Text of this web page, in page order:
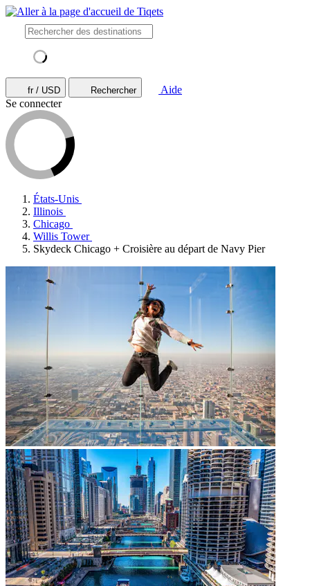
fr / USD Rechercher
Aide
Se connecter
États-Unis
Illinois
Chicago
Willis Tower
Skydeck Chicago + Croisière au départ de Navy Pier